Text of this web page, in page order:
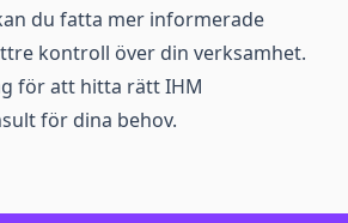
du fatta mer informerade
kontroll över din verksamhet.
för att hitta rätt IHM
för dina behov.